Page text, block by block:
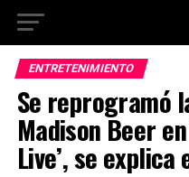
ENTRETENIMIENTO
Se reprogramó
Madison Beer
Live’, se